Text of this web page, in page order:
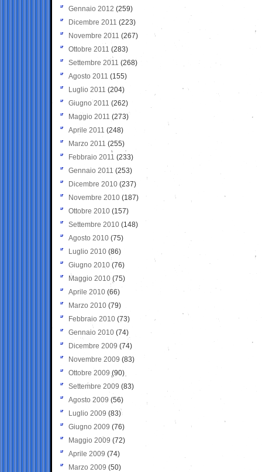
Gennaio 2012 (259)
Dicembre 2011 (223)
Novembre 2011 (267)
Ottobre 2011 (283)
Settembre 2011 (268)
Agosto 2011 (155)
Luglio 2011 (204)
Giugno 2011 (262)
Maggio 2011 (273)
Aprile 2011 (248)
Marzo 2011 (255)
Febbraio 2011 (233)
Gennaio 2011 (253)
Dicembre 2010 (237)
Novembre 2010 (187)
Ottobre 2010 (157)
Settembre 2010 (148)
Agosto 2010 (75)
Luglio 2010 (86)
Giugno 2010 (76)
Maggio 2010 (75)
Aprile 2010 (66)
Marzo 2010 (79)
Febbraio 2010 (73)
Gennaio 2010 (74)
Dicembre 2009 (74)
Novembre 2009 (83)
Ottobre 2009 (90)
Settembre 2009 (83)
Agosto 2009 (56)
Luglio 2009 (83)
Giugno 2009 (76)
Maggio 2009 (72)
Aprile 2009 (74)
Marzo 2009 (50)